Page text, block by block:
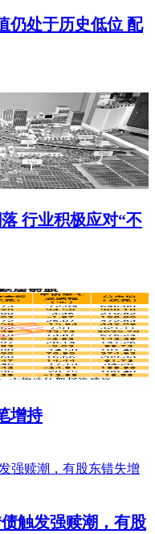
仍处于历史低位 配
行业积极应对“不
增持
触发强赎潮，有股